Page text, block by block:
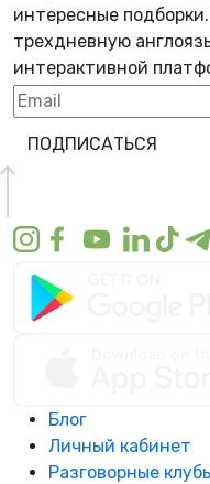
интересные
трехдневную
интерактивной
ПОДПИСАТЬСЯ
Блог
Личный кабинет
Разговорные